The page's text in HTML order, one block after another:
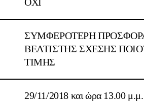
ΣΥΜΦΕΡΟΤΕΡΗ
ΒΕΛΤΙΣΤΗΣ ΣΧΕΣΗΣ
ΤΙΜΗΣ
29/11/2018 και ώρα 13.00 μ.μ.